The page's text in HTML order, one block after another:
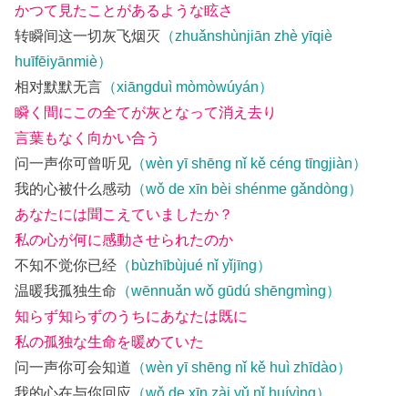
かつて見たことがあるような眩さ
转瞬间这一切灰飞烟灭 （zhuǎnshùnjiān zhè yīqiè
huīfēiyānmiè）
相对默默无言 （xiāngduì mòmòwúyán）
瞬く間にこの全てが灰となって消え去り
言葉もなく向かい合う
问一声你可曾听见 （wèn yī shēng nǐ kě céng tīngjiàn）
我的心被什么感动 （wǒ de xīn bèi shénme gǎndòng）
あなたには聞こえていましたか？
私の心が何に感動させられたのか
不知不觉你已经 （bùzhībùjué nǐ yǐjīng）
温暖我孤独生命 （wēnnuǎn wǒ gūdú shēngmìng）
知らず知らずのうちにあなたは既に
私の孤独な生命を暖めていた
问一声你可会知道 （wèn yī shēng nǐ kě huì zhīdào）
我的心在与你回应 （wǒ de xīn zài yǔ nǐ huíyìng）